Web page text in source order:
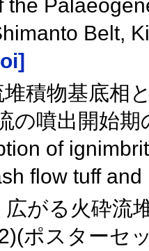
the
Belt,
積物基底相
の噴出開始
of
flow tuff
がる火砕流
ポスターセ